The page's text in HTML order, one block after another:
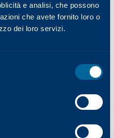
e analisi, che possono
che avete fornito loro o
dei loro servizi.
del modello